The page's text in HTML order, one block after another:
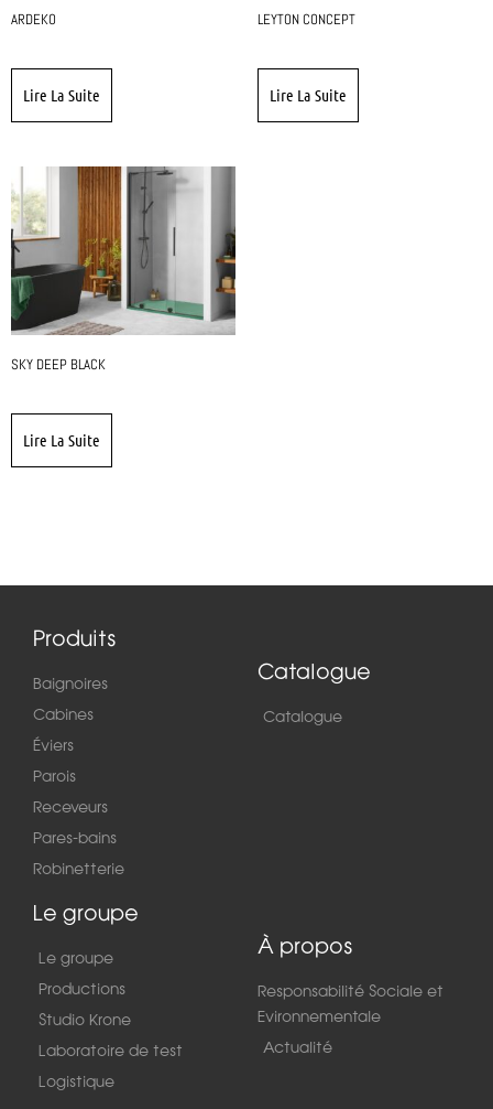
ARDEKO
Lire La Suite
LEYTON CONCEPT
Lire La Suite
SKY DEEP BLACK
Lire La Suite
Produits
Baignoires
Cabines
Éviers
Parois
Receveurs
Pares-bains
Robinetterie
Catalogue
Catalogue
Le groupe
Le groupe
Productions
Studio Krone
Laboratoire de test
Logistique
À propos
Responsabilité Sociale et
Evironnementale
Actualité